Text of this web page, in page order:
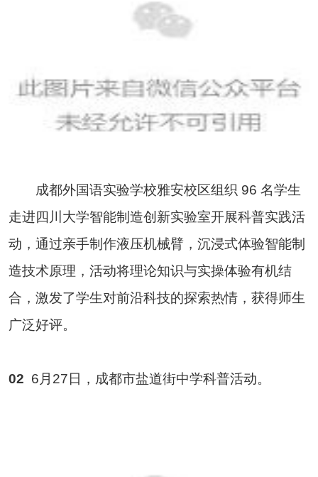
成都外国语实验学校雅安校区组织 96 名学生
走进四川大学智能制造创新实验室开展科普实践活
动，通过亲手制作液压机械臂，沉浸式体验智能制
造技术原理，活动将理论知识与实操体验有机结
合，激发了学生对前沿科技的探索热情，获得师生
广泛好评。
02 6月27日，成都市盐道街中学科普活动。